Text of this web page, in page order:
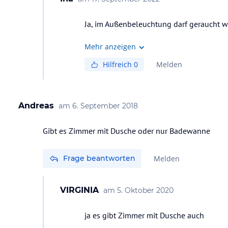
Ja, im Außenbeleuchtung darf geraucht
Mehr anzeigen
Hilfreich 0 Melden
Andreas am 6. September 2018
Gibt es Zimmer mit Dusche oder nur Badewanne
Frage beantworten Melden
VIRGINIA am 5. Oktober 2020
ja es gibt Zimmer mit Dusche auch